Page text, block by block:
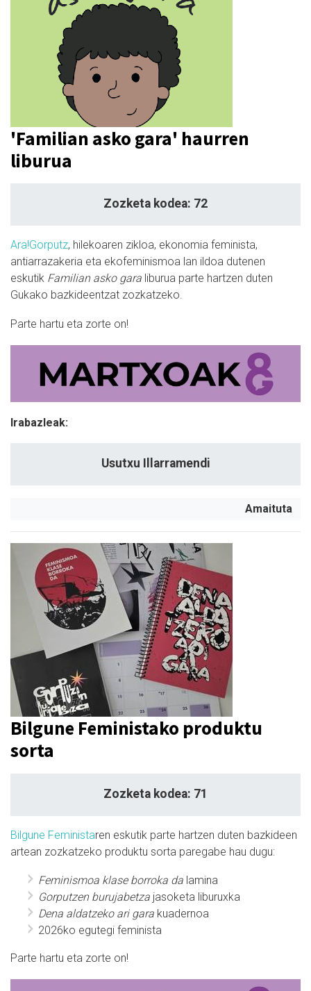
'Familian asko gara' haurren
liburua
Zozketa kodea: 72
Ara!Gorputz, hilekoaren zikloa, ekonomia feminista,
antiarrazakeria eta ekofeminismoa lan ildoa dutenen
eskutik Familian asko gara liburua parte hartzen duten
Gukako bazkideentzat zozkatzeko.
Parte hartu eta zorte on!
Irabazleak:
Usutxu Illarramendi
Amaituta
Bilgune Feministako produktu
sorta
Zozketa kodea: 71
Bilgune Feministaren eskutik parte hartzen duten bazkideen
artean zozkatzeko produktu sorta paregabe hau dugu:
Feminismoa klase borroka da lamina
Gorputzen burujabetza jasoketa liburuxka
Dena aldatzeko ari gara kuadernoa
2026ko egutegi feminista
Parte hartu eta zorte on!